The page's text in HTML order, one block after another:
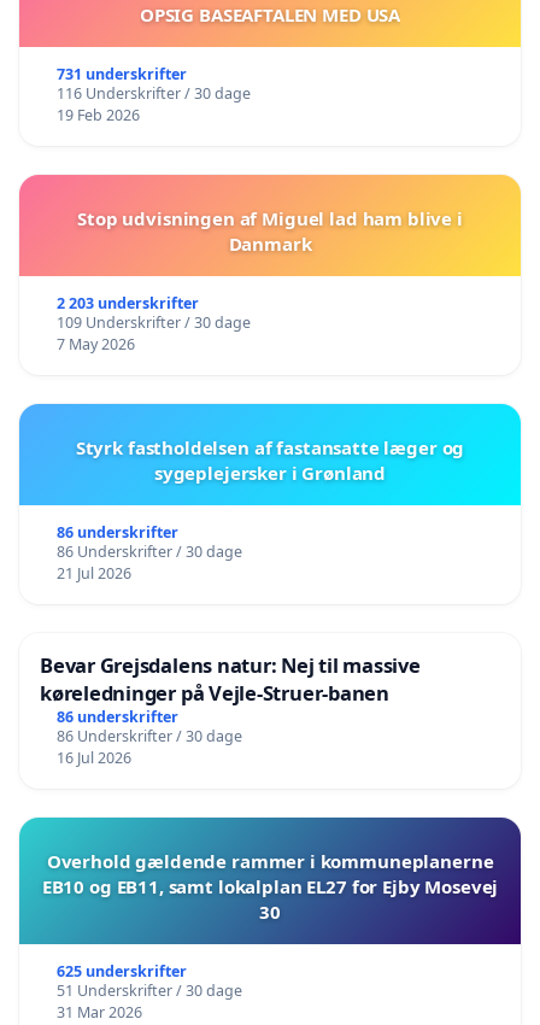
OPSIG BASEAFTALEN MED USA
731 underskrifter
116 Underskrifter / 30 dage
19 Feb 2026
Stop udvisningen af Miguel lad ham blive i
Danmark
2 203 underskrifter
109 Underskrifter / 30 dage
7 May 2026
Styrk fastholdelsen af fastansatte læger og
sygeplejersker i Grønland
86 underskrifter
86 Underskrifter / 30 dage
21 Jul 2026
Bevar Grejsdalens natur: Nej til massive
køreledninger på Vejle-Struer-banen
86 underskrifter
86 Underskrifter / 30 dage
16 Jul 2026
Overhold gældende rammer i kommuneplanerne
EB10 og EB11, samt lokalplan EL27 for Ejby Mosevej
30
625 underskrifter
51 Underskrifter / 30 dage
31 Mar 2026